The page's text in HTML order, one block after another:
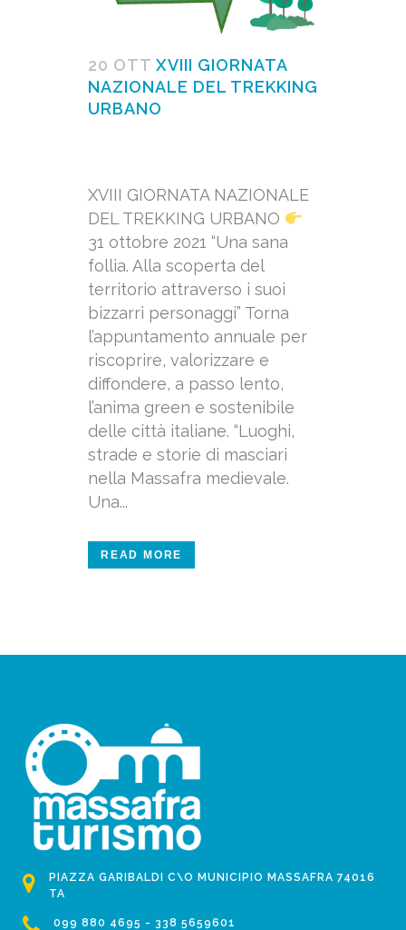
20 OTT XVIII GIORNATA
NAZIONALE DEL TREKKING
URBANO
XVIII GIORNATA NAZIONALE
DEL TREKKING URBANO
31 ottobre 2021 “Una sana
follia. Alla scoperta del
territorio attraverso i suoi
bizzarri personaggi” Torna
l’appuntamento annuale per
riscoprire, valorizzare e
diffondere, a passo lento,
l’anima green e sostenibile
delle città italiane. “Luoghi,
strade e storie di masciari
nella Massafra medievale.
Una...
READ MORE
PIAZZA GARIBALDI C\O MUNICIPIO MASSAFRA 74016
TA
099 880 4695 - 338 5659601